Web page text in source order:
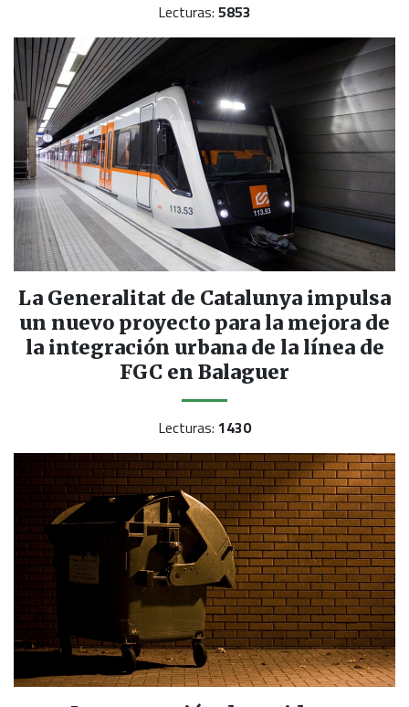
Lecturas: 5853
La Generalitat de Catalunya impulsa
un nuevo proyecto para la mejora de
la integración urbana de la línea de
FGC en Balaguer
Lecturas: 1430